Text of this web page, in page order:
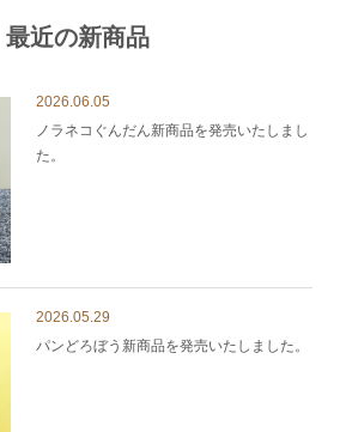
最近の新商品
2026.06.05
ノラネコぐんだん新商品を発売いたしまし
た。
2026.05.29
パンどろぼう新商品を発売いたしました。